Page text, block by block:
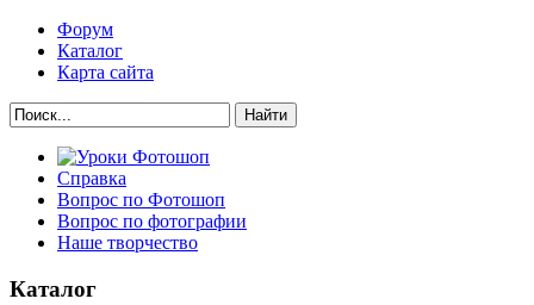
Форум
Каталог
Карта сайта
Найти
Справка
Вопрос по Фотошоп
Вопрос по фотографии
Наше творчество
Каталог